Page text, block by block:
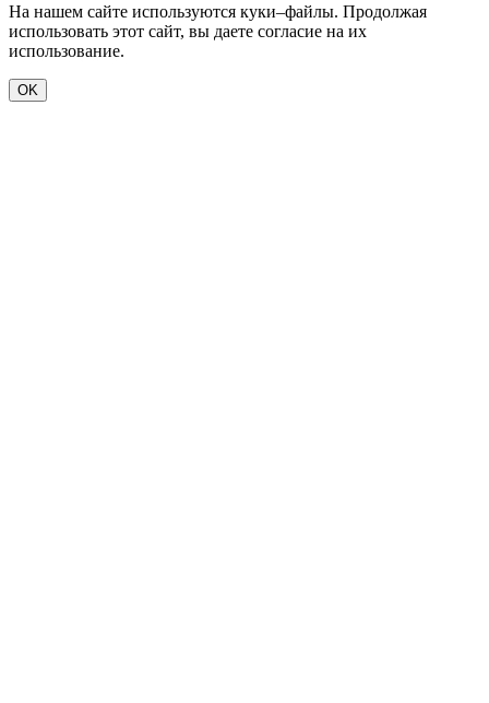
На нашем сайте используются куки–файлы. Продолжая
использовать этот сайт, вы даете согласие на их
использование.
OK